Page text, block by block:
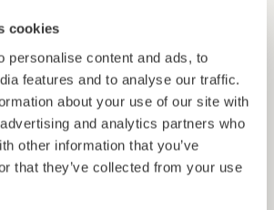
cookies
personalise content and ads, to
features and to analyse our traffic.
about your use of our site with
and analytics partners who
other information that you’ve
that they’ve collected from your use
para comunidades resilientes.
Sistemas agroalimentares
6
prazo
€
€